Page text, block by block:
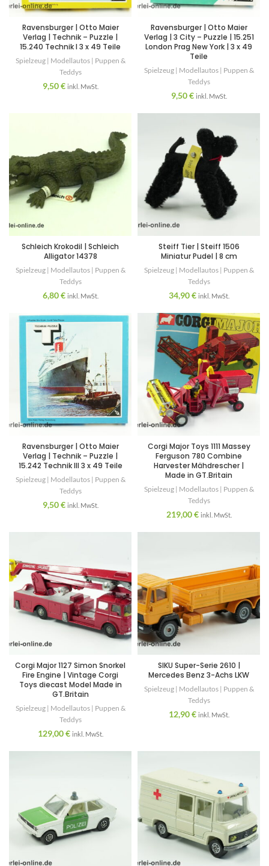
Ravensburger | Otto Maier
Verlag | Technik – Puzzle |
15.240 Technik I 3 x 49 Teile
Spielzeug | Modellautos | Puppen &
Teddys
9,50€ inkl. MwSt.
Ravensburger | Otto Maier
Verlag | 3 City – Puzzle | 15.251
London Prag New York | 3 x 49
Teile
Spielzeug | Modellautos | Puppen &
Teddys
9,50€ inkl. MwSt.
Schleich Krokodil | Schleich
Alligator 14378
Spielzeug | Modellautos | Puppen &
Teddys
6,80€ inkl. MwSt.
Steiff Tier | Steiff 1506
Miniatur Pudel | 8 cm
Spielzeug | Modellautos | Puppen &
Teddys
34,90€ inkl. MwSt.
Ravensburger | Otto Maier
Verlag | Technik – Puzzle |
15.242 Technik III 3 x 49 Teile
Spielzeug | Modellautos | Puppen &
Teddys
9,50€ inkl. MwSt.
Corgi Major Toys 1111 Massey
Ferguson 780 Combine
Harvester Mähdrescher |
Made in GT.Britain
Spielzeug | Modellautos | Puppen &
Teddys
219,00€ inkl. MwSt.
Corgi Major 1127 Simon Snorkel
Fire Engine | Vintage Corgi
Toys diecast Model Made in
GT.Britain
Spielzeug | Modellautos | Puppen &
Teddys
129,00€ inkl. MwSt.
SIKU Super-Serie 2610 |
Mercedes Benz 3-Achs LKW
Spielzeug | Modellautos | Puppen &
Teddys
12,90€ inkl. MwSt.